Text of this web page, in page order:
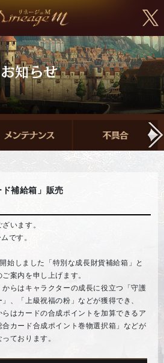
ド補給箱」販売
います。
です。
始しました「特別な成長財貨補給箱」と
案内を申し上げます。
からはキャラクターの成長に役立つ「守護
、「上級祝福の粉」などが獲得でき、
らはカードの合成ポイントを加算できるア
カード合成ポイント巻物選択箱」などが
ております。